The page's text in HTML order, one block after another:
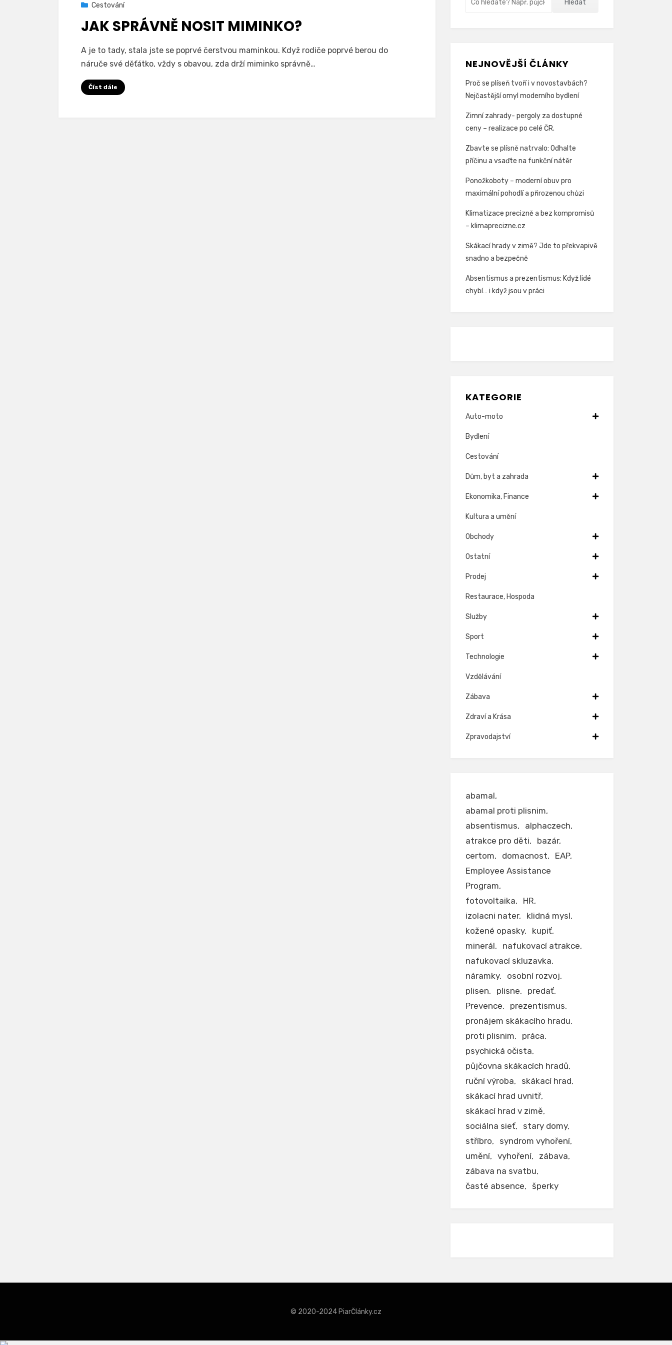
Zveřejněno
12. 1. 2021
Cestování
JAK SPRÁVNĚ NOSIT MIMINKO?
AutorWoodpartner
Přidat komentářna
Jak
A je to tady, stala jste se poprvé čerstvou maminkou. Když rodiče poprvé berou do
náruče své děťátko, vždy s obavou, zda drží miminko správně…
Číst dále
Hledat
NEJNOVĚJŠÍ ČLÁNKY
Proč se plíseň tvoří i v novostavbách?
Nejčastější omyl moderního bydlení
Zimní zahrady- pergoly za dostupné
ceny – realizace po celé ČR.
Zbavte se plísně natrvalo: Odhalte
příčinu a vsaďte na funkční nátěr
Ponožkoboty – moderní obuv pro
maximální pohodlí a přirozenou chůzi
Klimatizace precizně a bez kompromisů
– klimaprecizne.cz
Skákací hrady v zimě? Jde to překvapivě
snadno a bezpečně
Absentismus a prezentismus: Když lidé
chybí… i když jsou v práci
KATEGORIE
Auto-moto
Bydlení
Cestování
Dům, byt a zahrada
Ekonomika, Finance
Kultura a umění
Obchody
Ostatní
Prodej
Restaurace, Hospoda
Služby
Sport
Technologie
Vzdělávání
Zábava
Zdraví a Krása
Zpravodajství
abamal
abamal proti plisnim
absentismus
alphaczech
atrakce pro děti
bazár
certom
domacnost
EAP
Employee Assistance
Program
fotovoltaika
HR
izolacni nater
klidná mysl
kožené opasky
kupiť
minerál
nafukovací atrakce
nafukovací skluzavka
náramky
osobní rozvoj
plisen
plisne
predať
Prevence
prezentismus
pronájem skákacího hradu
proti plisnim
práca
psychická očista
půjčovna skákacích hradů
ruční výroba
skákací hrad
skákací hrad uvnitř
skákací hrad v zimě
sociálna sieť
stary domy
stříbro
syndrom vyhoření
umění
vyhoření
zábava
zábava na svatbu
časté absence
šperky
© 2020-2024 PiarČlánky.cz